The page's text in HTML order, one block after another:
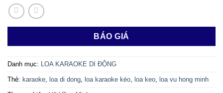
BÁO GIÁ
Danh mục: LOA KARAOKE DI ĐỘNG
Thẻ: karaoke, loa di dong, loa karaoke kéo, loa keo, loa vu hong minh